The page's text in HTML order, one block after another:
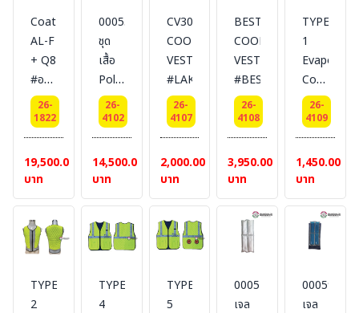
แขน
ยาว
ผ้ากัน
น้ำ
เหล็ก
หลอม
FR
METAL
SPLASH
#
วัสดุ
เสริม
Aramid
แขน
ยาว
ผ้ากัน
น้ำ
เหล็ก
หลอม
FR
METAL
SPLASH
#
วัสดุ
เสริม
Fiberglass
น้ำ
เหล็ก
หลอม
COAT
FR
METAL
#
วัสดุ
Aluminized
เสริม
Aramid
+ Q8
[Thermal
Coat-
AL-F
+ Q8
#อลู
มิไนซ์
เสริม
ซับกัน
ความ
ร้อน
สูง
เสื้อ
คลุม
น้ำ
26-
1822
19,500.00
บาท
00055
ชุด
เสื้อ
Polycotton
COOL
VEST
+
พร้อม
เจล
ความ
00057
#
26-
4102
14,500.00
บาท
CV30
COOL
VEST
#LAKELAND
26-
4107
2,000.00
บาท
BEST-
COOL
VEST
#BESTSAFE
26-
4108
3,950.00
บาท
TYPE
1
Cooling
Vest
เสื้อ
กั๊ก
ทำความ
เย็น
แบบ
ระเหย
ยีห้อ
BESTSAFE
26-
4109
1,450.00
บาท
TYPE
2
TYPE
4
TYPE
5
00057
เจล
00059
เจล